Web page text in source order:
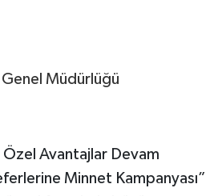
Müdürlüğü
Avantajlar Devam
Minnet Kampanyası”